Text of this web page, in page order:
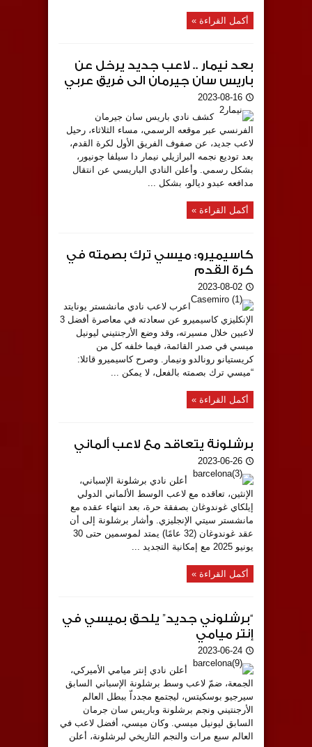
أكمل القراءة »
بعد نيمار .. لاعب جديد يرخل عن
باريس سان جيرمان الى فريق عربي
2023-08-16
كشف نادي باريس سان جيرمان
الفرنسي عبر موقعه الرسمي، مساء الثلاثاء، رحيل
لاعب جديد، عن صفوف الفريق الأول لكرة القدم،
بعد توديع نجمه البرازيلي نيمار دا سيلفا جونيور،
بشكل رسمي. وأعلن النادي الباريسي عن انتقال
مدافعه عبدو ديالو، بشكل ...
أكمل القراءة »
كاسيميرو: ميسي ترك بصمته في
كرة القدم
2023-08-02
اعرب لاعب نادي مانشستر يونايتد
الإنكليزي كاسيميرو عن سعادته في معاصرة أفضل 3
لاعبين خلال مسيرته، وقد وضع الأرجنتيني ليونيل
ميسي في صدر القائمة، فيما خلفه كل من
كريستيانو رونالدو ونيمار. وصرح كاسيميرو قائلا:
“ميسي ترك بصمته بالفعل، لا يمكن ...
أكمل القراءة »
برشلونة يتعاقد مع لاعب ألماني
2023-06-26
أعلن نادي برشلونة الإسباني،
الإنثين، تعاقده مع لاعب الوسط الألماني الدولي
إيلكاي غوندوغان بصفقة حرة، بعد انتهاء عقده مع
مانشستر سيتي الإنجليزي. وأشار برشلونة إلى أن
عقد غوندوغان (32 عامًا) يمتد لموسمين حتى 30
يونيو 2025 مع إمكانية التجديد ...
أكمل القراءة »
“برشلوني جديد” يلحق بميسي في
إنتر ميامي
2023-06-24
أعلن نادي إنتر ميامي الأميركي،
الجمعة، ضمّ لاعب وسط برشلونة الإسباني السابق
سيرجيو بوسكيتس، ليجتمع مجدداّ ببطل العالم
الأرجنتيني ونجم برشلونة وباريس سان جرمان
السابق ليونيل ميسي. وكان ميسي، أفضل لاعب في
العالم سبع مرات والنجم التاريخي لبرشلونة، أعلن